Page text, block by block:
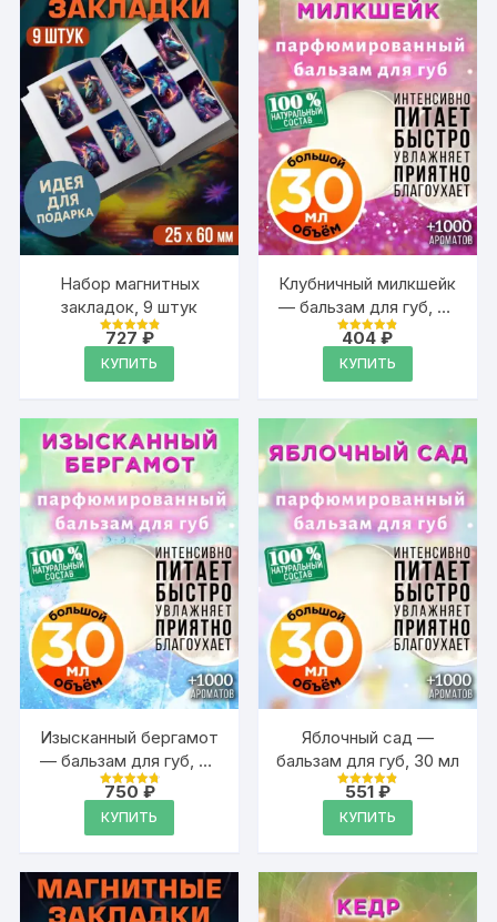
Набор магнитных
закладок, 9 штук
Оценка
из 5
727 ₽
КУПИТЬ
Клубничный милкшейк
— бальзам для губ, 30
мл
Оценка
из 5
404₽
КУПИТЬ
Изысканный бергамот
— бальзам для губ, 30
мл
Оценка
из 5
750 ₽
КУПИТЬ
Яблочный сад —
бальзам для губ, 30 мл
Оценка
из 5
551 ₽
КУПИТЬ